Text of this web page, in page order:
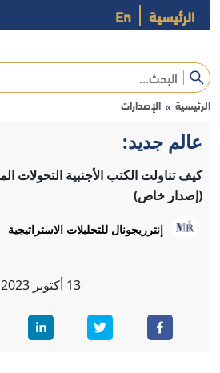
الرئيسية En
الرئيسية » الإصدارات
عالم جديد:
(إصدار خاص)
إنترريجونال للتحليلات الاستراتيجية
13 أكتوبر 2023